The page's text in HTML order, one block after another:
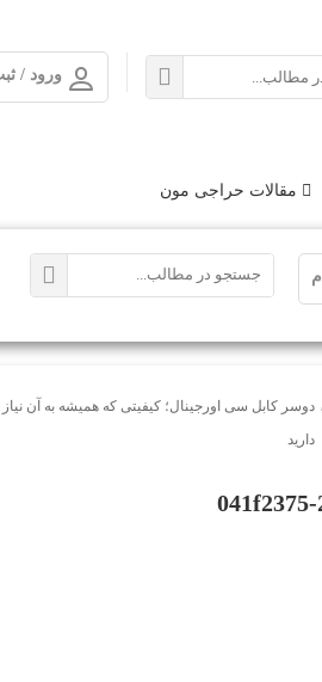
ورود /
مقالات حراجی مون
دوسر کابل سی اورجینال؛ کیفیتی که همیشه به آن نیاز
دارید